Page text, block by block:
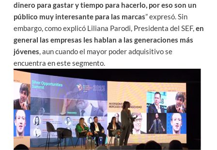
dinero para gastar y tiempo para hacerlo, por eso son un
público muy interesante para las marcas” expresó. Sin
embargo, como explicó Liliana Parodi, Presidenta del SEF,en
general las empresas les hablan a las generaciones más
jóvenes, aun cuando el mayor poder adquisitivo se
encuentra en este segmento.